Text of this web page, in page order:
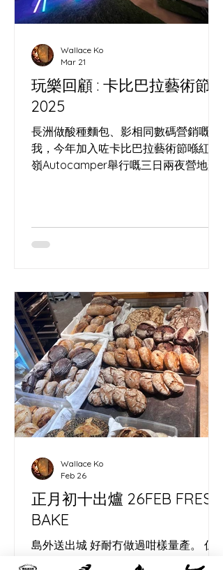
玩樂回顧 : 卡比巴拉藝術節
2025
長洲做酸種麵包、影相同數碼營銷嘅
我，今年加入咗卡比巴拉藝術節喺紅花
嶺Autocamper舉行嘅三日兩夜營地聚
街頭經驗同舞台美學帶入香港。 呢次我
除咗係參加者，其實都係團隊一分子，
烤麵包畀表演者同營友免費試食，等大
家喺雜耍、空中表演同營火之間，用一
片麵包連結起味道同人情。 夜晚圍住營
火，聽住世界各地藝術家講旅程，心入
面好清楚：無論係面糰定藝術，都需要
時間發酵，先有可能長出屬於自己嘅形
狀。 ​ As a Cheung Chau sourdough
baker, photographer and digital
marketer, I joined the Capybara Arts
Autocamper in Hong Kong’s
countryside. This independent
gathering i
Wallace Ko
Mar 21
正月初十出爐 26FEB FRESH
BAKE
島外送出城 好耐冇做過咁樣量產。 係
時候出城。 今日中環 筲箕灣 將軍澳
Wallace Ko
Feb 26